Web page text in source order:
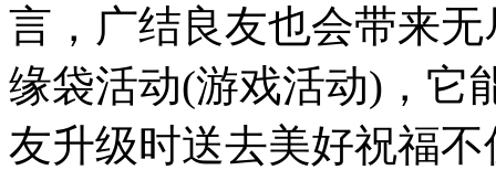
言，广结良友也会带来
缘袋活动(游戏活动)，它
友升级时送去美好祝福